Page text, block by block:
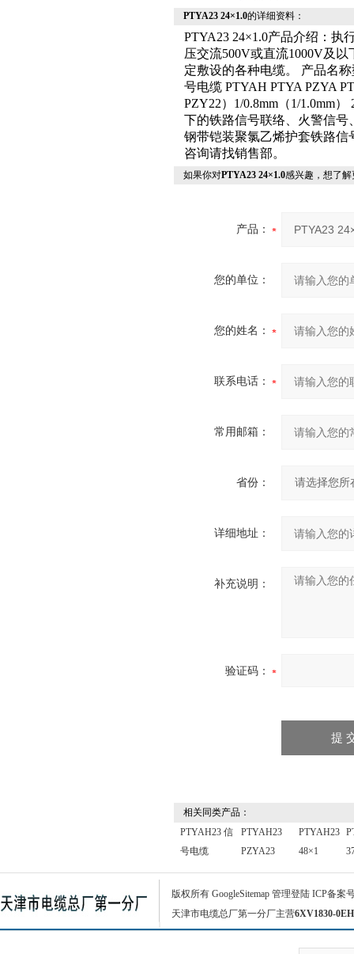
PTYA23 24×1.0的详细资料：
PTYA23 24×1.0产品介绍：执
压交流500V或直流1000V及
定敷设的各种电缆。 产品名
号电缆 PTYAH PTYA PZYA
PZY22）1/0.8mm（1/1.0mm
下的铁路信号联络、火警信
钢带铠装聚氯乙烯护套铁路信
咨询请找销售部。
如果你对PTYA23 24×1.0感兴趣，想了
产品：
您的单位：
您的姓名：
联系电话：
常用邮箱：
省份：
详细地址：
补充说明：
验证码：
相关同类产品：
PTYAH23 信
号电缆
PTYAH23
PZYA23
PTYAH23
48×1
版权所有 GoogleSitemap 管理登陆 ICP备案
天津市电缆总厂第一分厂主营6XV1830-